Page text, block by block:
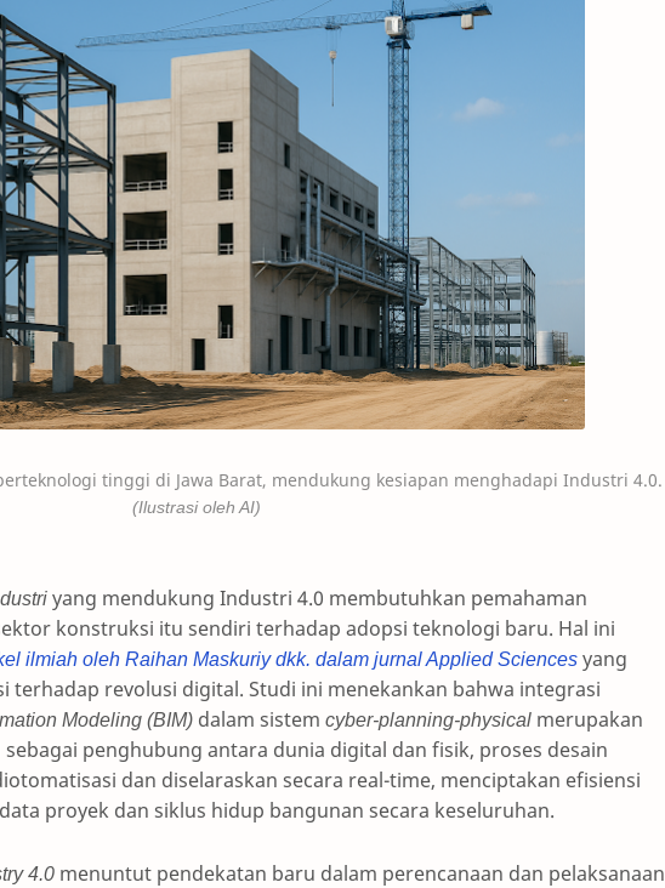
tinggi di Jawa Barat, mendukung kesiapan menghadapi Industri 4.0.
(Ilustrasi oleh AI)
yang mendukung Industri 4.0 membutuhkan pemahaman
konstruksi itu sendiri terhadap adopsi teknologi baru. Hal ini
ilmiah oleh Raihan Maskuriy dkk. dalam jurnal Applied Sciencesyang
terhadap revolusi digital. Studi ini menekankan bahwa integrasi
Modeling (BIM) dalam sistem cyber-planning-physical merupakan
penghubung antara dunia digital dan fisik, proses desain
dan diselaraskan secara real-time, menciptakan efisiensi
proyek dan siklus hidup bangunan secara keseluruhan.
4.0 menuntut pendekatan baru dalam perencanaan dan pelaksanaan